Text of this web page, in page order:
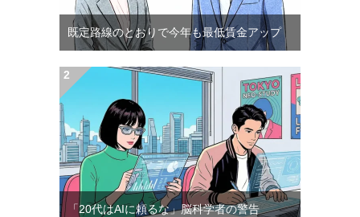
既定路線のとおりで今年も最低賃金アップ
「20代はAIに頼るな」脳科学者の警告